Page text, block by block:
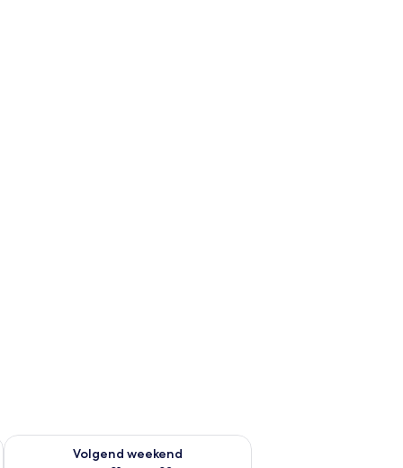
weekend aug 14 - aug 16
Volgend weekend
De beschikbaarheid controleren voor volgend weekend aug